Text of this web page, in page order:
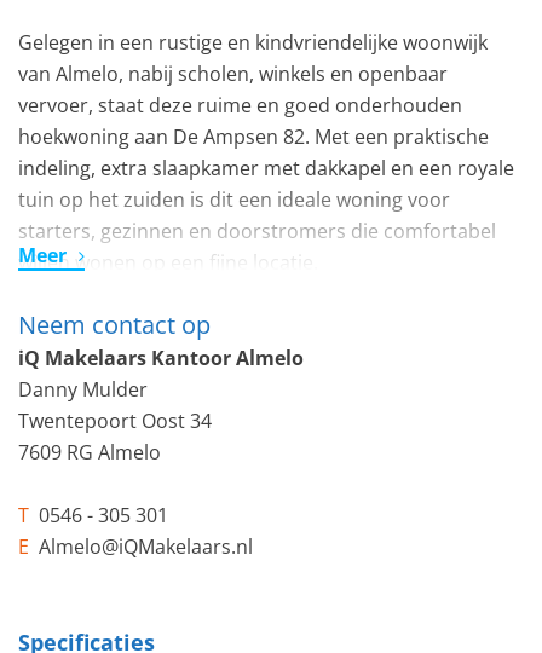
Gelegen in een rustige en kindvriendelijke woonwijk
van Almelo, nabij scholen, winkels en openbaar
vervoer, staat deze ruime en goed onderhouden
hoekwoning aan De Ampsen 82. Met een praktische
indeling, extra slaapkamer met dakkapel en een royale
tuin op het zuiden is dit een ideale woning voor
starters, gezinnen en doorstromers die comfortabel
willen wonen op een fijne locatie.
De woning beschikt over veel leefruimte dankzij de
extra slaapkamer op zolder met dakkapel. Deze ruimte
is ideaal te gebruiken als slaapkamer, thuiswerkplek of
hobbykamer. Daarnaast is de woning netjes
onderhouden, praktisch ingedeeld en direct te
Locatie & Omgeving
winkels en andere dagelijkse voorzieningen bevinden
Meer
Neem contact op
iQ Makelaars Kantoor Almelo
Danny Mulder
Twentepoort Oost 34
7609 RG Almelo
T 0546 - 305 301
E Almelo@iQMakelaars.nl
Specificaties